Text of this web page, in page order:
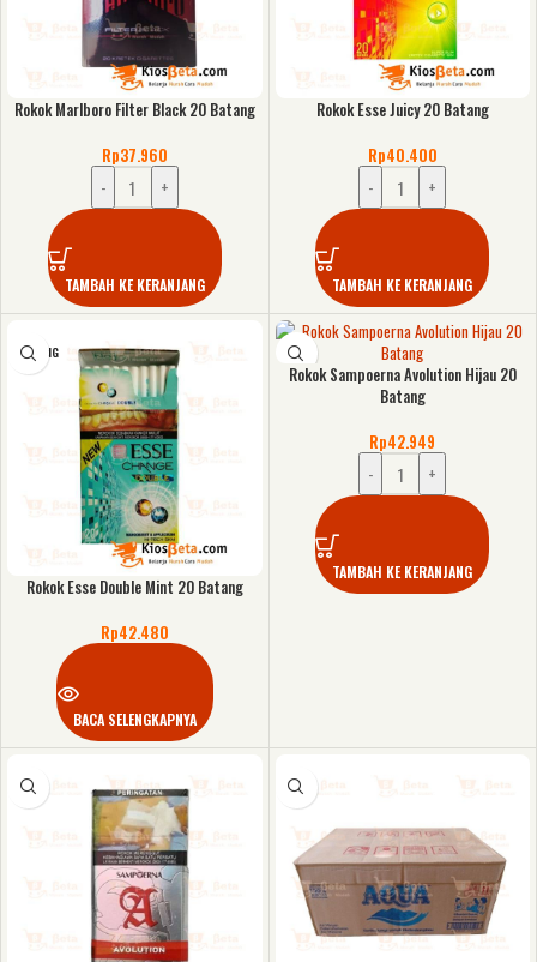
Rokok Marlboro Filter Black 20 Batang
Rp37.960
-
+
TAMBAH KE KERANJANG
Rokok Esse Juicy 20 Batang
Rp40.400
-
+
TAMBAH KE KERANJANG
KOSONG
Rokok Esse Double Mint 20 Batang
Rp42.480
BACA SELENGKAPNYA
Rokok Sampoerna Avolution Hijau 20
Batang
Rp42.949
-
+
TAMBAH KE KERANJANG